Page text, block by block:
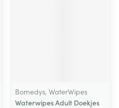
Bomedys, WaterWipes
Waterwipes Adult Doekjes